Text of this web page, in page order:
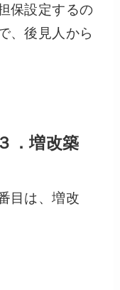
保設定するの
、後見人から
．増改築
目は、増改